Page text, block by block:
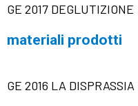
GE 2017 DEGLUTIZIONE
materiali prodotti
GE 2016 LA DISPRASSIA